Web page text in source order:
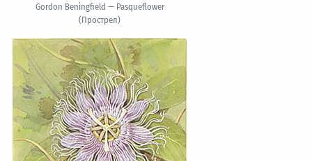
Gordon Beningfield — Pasqueflower
(Прострел)